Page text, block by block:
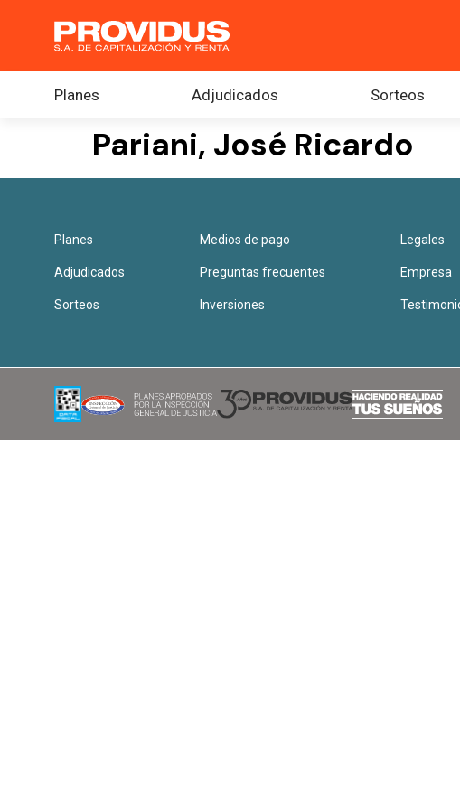
Planes Adjudicados Sorteos
Pariani, José Ricardo
Planes
Adjudicados
Sorteos
Medios de pago
Preguntas frecuentes
Inversiones
Legales
Empresa